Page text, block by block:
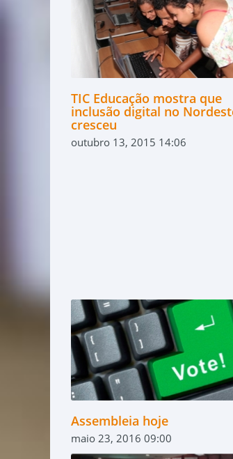
TIC Educação mostra que
inclusão digital no
cresceu
outubro 13, 2015 14:06
Assembleia hoje
maio 23, 2016 09:00